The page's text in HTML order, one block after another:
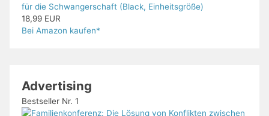
für die Schwangerschaft (Black, Einheitsgröße)
18,99 EUR
Bei Amazon kaufen*
Advertising
Bestseller Nr. 1